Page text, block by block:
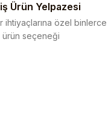
Ürün Yelpazesi
ihtiyaçlarına özel binlerce
ürün seçeneği